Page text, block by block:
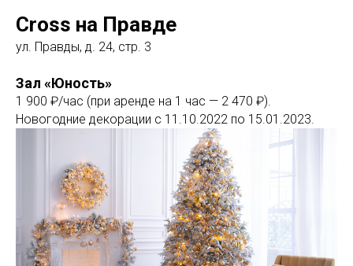
Cross на Правде
ул. Правды, д. 24, стр. 3
Зал «Юность»
1 900 ₽/час (при аренде на 1 час — 2 470 ₽).
Новогодние декорации с 11.10.2022 по 15.01.2023.